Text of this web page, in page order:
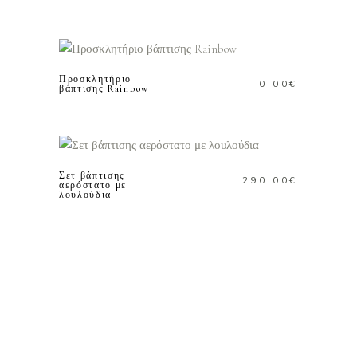
Προσκλητήριο
βάπτισης Rainbow
0.00€
Σετ βάπτισης
αερόστατο με
λουλούδια
290.00€